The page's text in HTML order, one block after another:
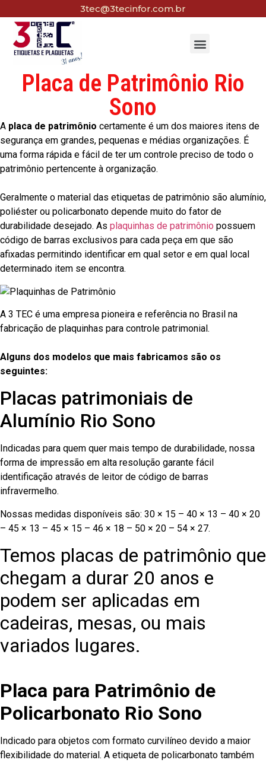
3tec@3tecinfor.com.br
Placa de Patrimônio Rio
Sono
A placa de patrimônio certamente é um dos maiores itens de
segurança em grandes, pequenas e médias organizações. É
uma forma rápida e fácil de ter um controle preciso de todo o
patrimônio pertencente à organização.
Geralmente o material das etiquetas de patrimônio são alumínio,
poliéster ou policarbonato depende muito do fator de
durabilidade desejado. As plaquinhas de patrimônio possuem
código de barras exclusivos para cada peça em que são
afixadas permitindo identificar em qual setor e em qual local
determinado item se encontra.
A 3 TEC é uma empresa pioneira e referência no Brasil na
fabricação de plaquinhas para controle patrimonial.
Alguns dos modelos que mais fabricamos são os
seguintes:
Placas patrimoniais de
Alumínio Rio Sono
Indicadas para quem quer mais tempo de durabilidade, nossa
forma de impressão em alta resolução garante fácil
identificação através de leitor de código de barras
infravermelho.
Nossas medidas disponíveis são: 30 × 15 – 40 × 13 – 40 × 20
– 45 × 13 – 45 × 15 – 46 × 18 – 50 × 20 – 54 × 27.
Temos placas de patrimônio que
chegam a durar 20 anos e
podem ser aplicadas em
cadeiras, mesas, ou mais
variados lugares.
Placa para Patrimônio de
Policarbonato Rio Sono
Indicado para objetos com formato curvilíneo devido a maior
flexibilidade do material. A etiqueta de policarbonato também